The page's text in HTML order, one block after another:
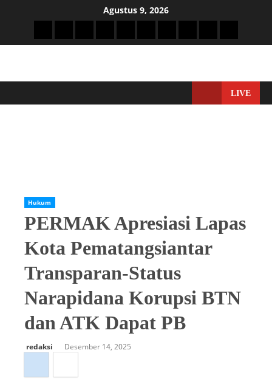
Agustus 9, 2026
LIVE
Hukum
PERMAK Apresiasi Lapas
Kota Pematangsiantar
Transparan-Status
Narapidana Korupsi BTN
dan ATK Dapat PB
redaksi Desember 14, 2025